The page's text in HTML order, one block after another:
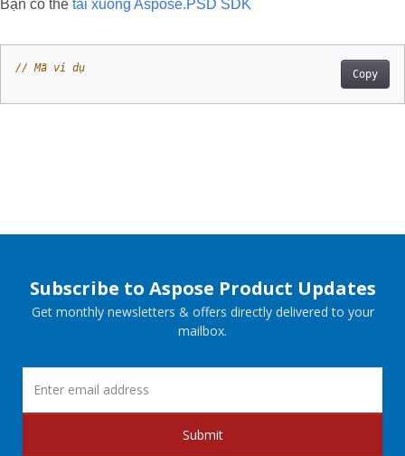
Bạn có thể tải xuống Aspose.PSD SDK
Copy
// Mã ví dụ
Subscribe to Aspose Product Updates
Get monthly newsletters & offers directly delivered to your
mailbox.
Submit